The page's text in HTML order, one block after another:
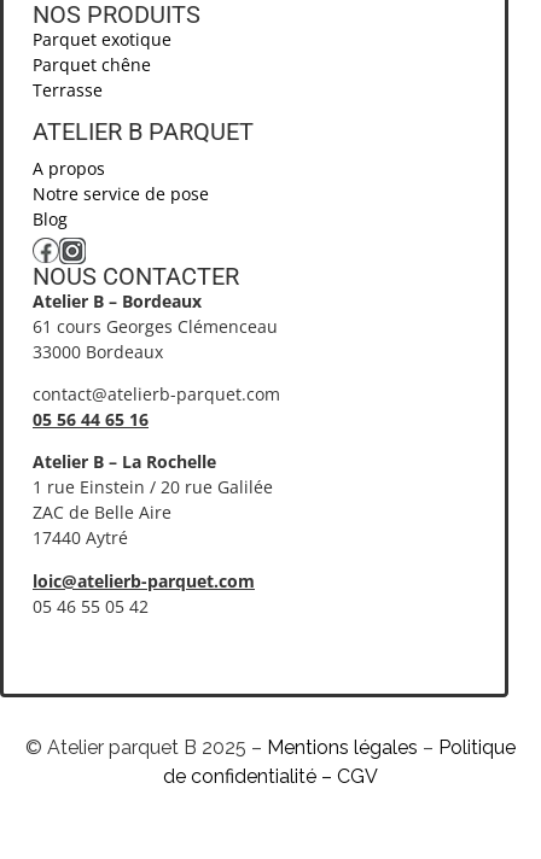
NOS PRODUITS
Parquet exotique
Parquet chêne
Terrasse
ATELIER B PARQUET ​
A propos
Notre service de pose
Blog
NOUS CONTACTER​
Atelier B – Bordeaux
61 cours Georges Clémenceau
33000 Bordeaux
contact@atelierb-parquet.com
05 56 44 65 16
Atelier B – La Rochelle
1 rue Einstein / 20 rue Galilée
ZAC de Belle Aire
17440 Aytré
loic@atelierb-parquet.com
05 46 55 05 42
© Atelier parquet B 2025 – Mentions légales – Politique
de confidentialité – CGV